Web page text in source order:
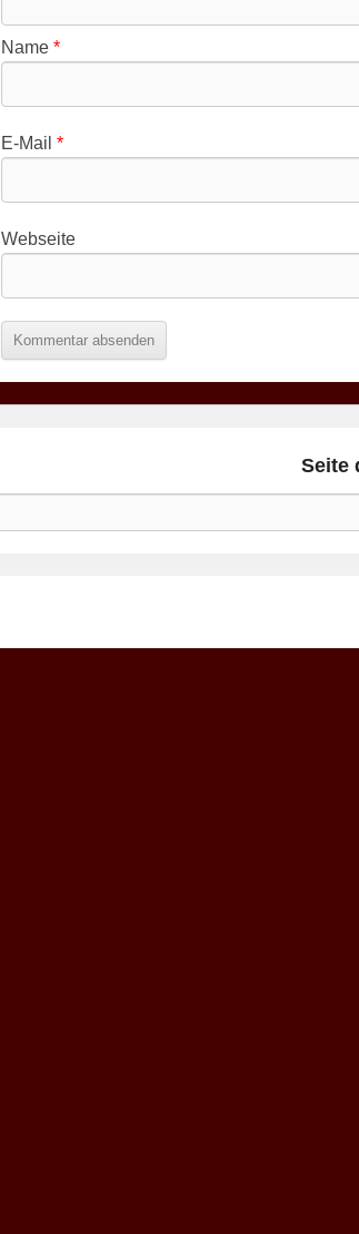
Name *
E-Mail *
Webseite
Seite